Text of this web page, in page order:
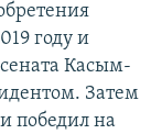
году и
Касым-
Затем
победил на